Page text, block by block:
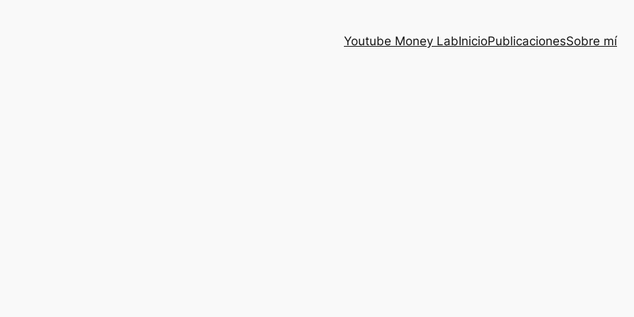
Youtube Money LabInicioPublicacionesSobre mí